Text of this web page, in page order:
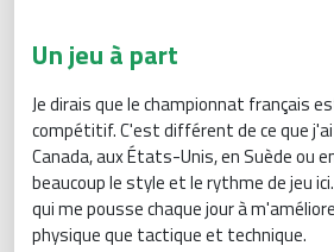
Un jeu à part
Je dirais que le championnat français
compétitif. C'est différent de ce que
Canada, aux États-Unis, en Suède ou
beaucoup le style et le rythme de jeu
qui me pousse chaque jour à
physique que tactique et technique.